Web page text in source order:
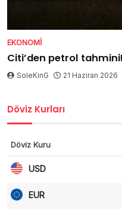
EKONOMI
Citi’den petrol tahmini!
SoleKinG 21 Haziran 2026
Döviz Kurları
Döviz Kuru
USD
EUR